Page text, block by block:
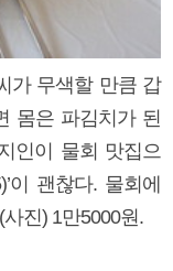
가 무색할 만큼 갑
몸은 파김치가 된
인이 물회 맛집으
이 괜찮다. 물회에
진) 1만5000원.